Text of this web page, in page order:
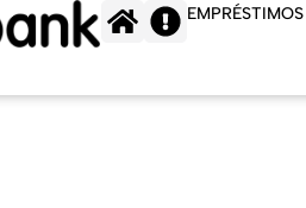
EMPRÉSTIMOS